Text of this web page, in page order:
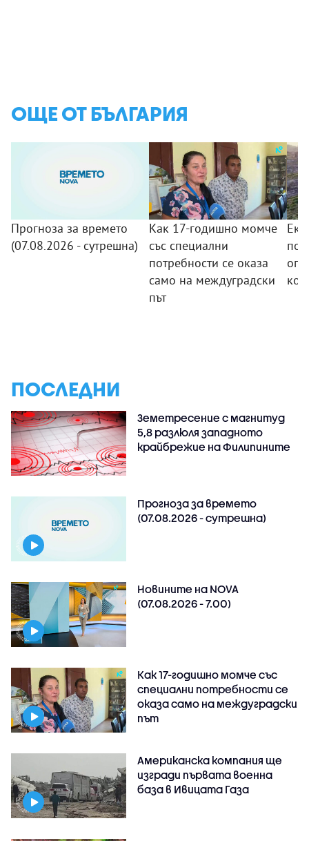
ОЩЕ ОТ БЪЛГАРИЯ
Прогноза за времето
(07.08.2026 - сутрешна)
Как 17-годишно момче
със специални
потребности се оказа
само на междуградски
път
ПОСЛЕДНИ
Земетресение с магнитуд
5,8 разлюля западното
крайбрежие на Филипините
Прогноза за времето
(07.08.2026 - сутрешна)
Новините на NOVA
(07.08.2026 - 7.00)
Как 17-годишно момче със
специални потребности се
оказа само на междуградски
път
Американска компания ще
изгради първата военна
база в Ивицата Газа